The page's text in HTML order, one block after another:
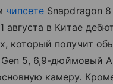
чипсете Snapdragon
августа в Китае
который получит
5, 6,9-дюймовый
камеру.